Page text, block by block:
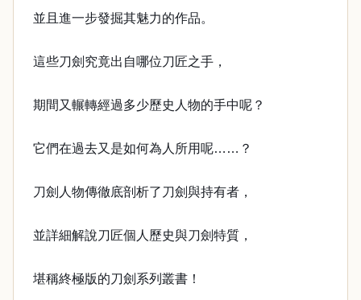
並且進一步發掘其魅力的作品。
這些刀劍究竟出自哪位刀匠之手，
期間又輾轉經過多少歷史人物的手中呢？
它們在過去又是如何為人所用呢……？
刀劍人物傳徹底剖析了刀劍與持有者，
並詳細解說刀匠個人歷史與刀劍特質，
堪稱終極版的刀劍系列叢書！